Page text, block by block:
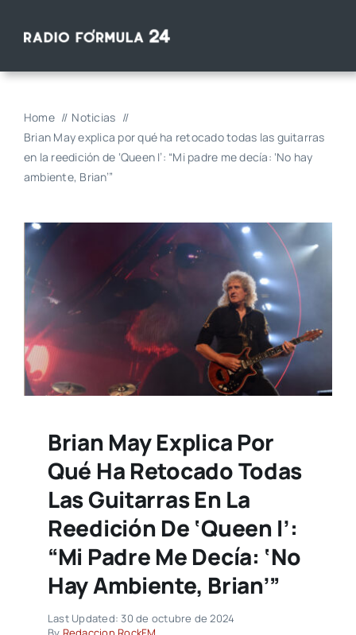
Home
Noticias
Brian May explica por qué ha retocado todas las guitarras
en la reedición de ‘Queen I’: “Mi padre me decía: ‘No hay
ambiente, Brian’”
Brian May Explica Por
Qué Ha Retocado Todas
Las Guitarras En La
Reedición De ‘Queen I’:
“Mi Padre Me Decía: ‘No
Hay Ambiente, Brian’”
Last Updated: 30 de octubre de 2024